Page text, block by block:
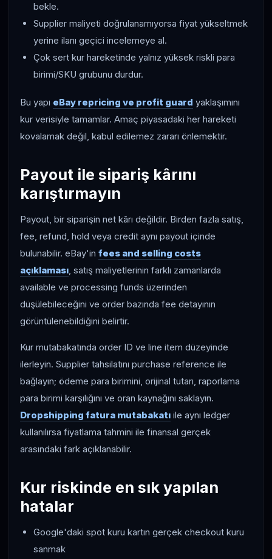
bekle.
Supplier maliyeti doğrulanamıyorsa fiyat yükseltmek
yerine ilanı geçici incelemeye al.
Çok sert kur hareketinde yalnız yüksek riskli para
birimi/SKU grubunu durdur.
Bu yapı eBay repricing ve profit guard yaklaşımını
kur verisiyle tamamlar. Amaç piyasadaki her hareketi
kovalamak değil, kabul edilemez zararı önlemektir.
Payout ile sipariş kârını
karıştırmayın
Payout, bir siparişin net kârı değildir. Birden fazla satış,
fee, refund, hold veya credit aynı payout içinde
bulunabilir. eBay'in fees and selling costs
açıklaması, satış maliyetlerinin farklı zamanlarda
available ve processing funds üzerinden
düşülebileceğini ve order bazında fee detayının
görüntülenebildiğini belirtir.
Kur mutabakatında order ID ve line item düzeyinde
ilerleyin. Supplier tahsilatını purchase reference ile
bağlayın; ödeme para birimini, orijinal tutarı, raporlama
para birimi karşılığını ve oran kaynağını saklayın.
Dropshipping fatura mutabakatı ile aynı ledger
kullanılırsa fiyatlama tahmini ile finansal gerçek
arasındaki fark açıklanabilir.
Kur riskinde en sık yapılan
hatalar
Google'daki spot kuru kartın gerçek checkout kuru
sanmak